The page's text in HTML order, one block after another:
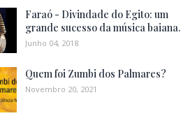
Faraó - Divindade do Egito: um
grande sucesso da música baiana.
Junho 04, 2018
Quem foi Zumbi dos Palmares?
Novembro 20, 2021